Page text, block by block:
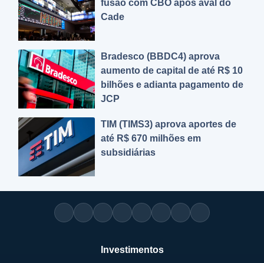
fusão com CBO após aval do
Cade
Bradesco (BBDC4) aprova
aumento de capital de até R$ 10
bilhões e adianta pagamento de
JCP
TIM (TIMS3) aprova aportes de
até R$ 670 milhões em
subsidiárias
Investimentos